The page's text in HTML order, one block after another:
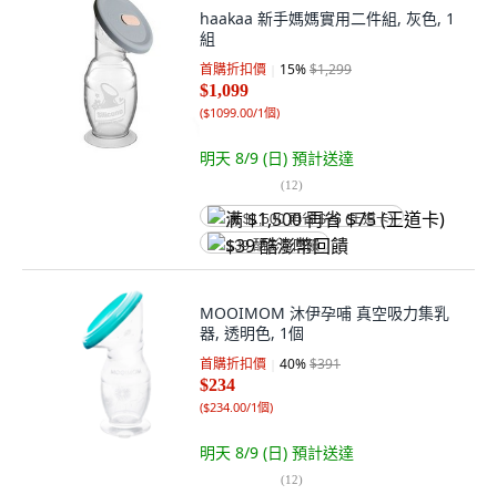
haakaa 新手媽媽實用二件組, 灰色, 1
組
首購折扣價 15%$1,299
$1,099
($1099.00/1個)
明天 8/9 (日) 預計送達
(12)
满 $1,500 再省 $75 (王道卡)
$39 酷澎幣回饋
MOOIMOM 沐伊孕哺 真空吸力集乳
器, 透明色, 1個
首購折扣價 40%$391
$234
($234.00/1個)
明天 8/9 (日) 預計送達
(12)